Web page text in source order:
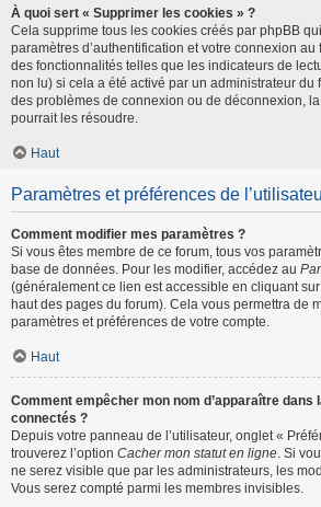
À quoi sert « Supprimer les cookies » ?
Cela supprime tous les cookies créés par phpBB
paramètres d’authentification et votre connexion au
des fonctionnalités telles que les indicateurs de
non lu) si cela a été activé par un administrateur du
des problèmes de connexion ou de déconnexion,
pourrait les résoudre.
Haut
Paramètres et préférences de
Comment modifier mes paramètres ?
Si vous êtes membre de ce forum, tous vos
base de données. Pour les modifier, accédez au
(généralement ce lien est accessible en cliquant
haut des pages du forum). Cela vous permettra de
paramètres et préférences de votre compte.
Haut
Comment empêcher mon nom d’apparaître dans
connectés ?
Depuis votre panneau de l’utilisateur, onglet «
trouverez l’option Cacher mon statut en ligne. Si
ne serez visible que par les administrateurs, les
Vous serez compté parmi les membres invisibles.